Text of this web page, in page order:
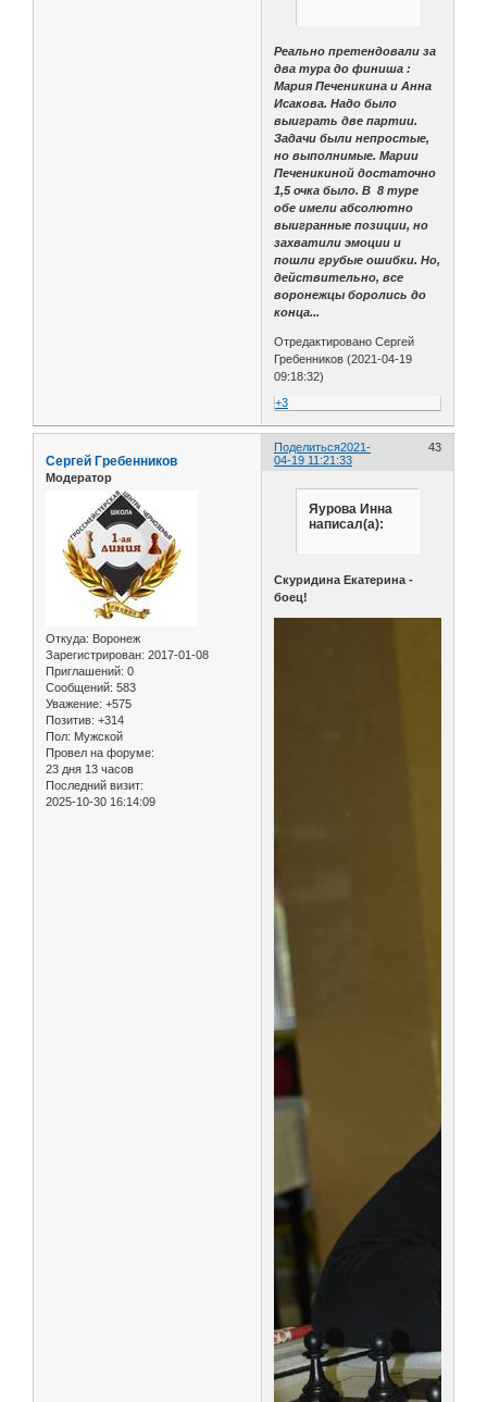
Реально претендовали за
два тура до финиша :
Мария Печеникина и Анна
Исакова. Надо было
выиграть две партии.
Задачи были непростые,
но выполнимые. Марии
Печеникиной достаточно
1,5 очка было. В 8 туре
обе имели абсолютно
выигранные позиции, но
захватили эмоции и
пошли грубые ошибки. Но,
действительно, все
воронежцы боролись до
конца...
Отредактировано Сергей
Гребенников (2021-04-19
09:18:32)
+3
Поделиться 43
2021-
04-19 11:21:33
Сергей Гребенников
Модератор
Откуда: Воронеж
Зарегистрирован: 2017-01-08
Приглашений: 0
Сообщений: 583
Уважение: +575
Позитив: +314
Пол: Мужской
Провел на форуме:
23 дня 13 часов
Последний визит:
2025-10-30 16:14:09
Яурова Инна
написал(а):
Скуридина Екатерина -
боец!